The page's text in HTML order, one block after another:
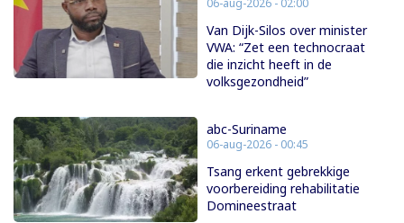
Van Dijk-Silos over minister
VWA: “Zet een technocraat
die inzicht heeft in de
volksgezondheid”
abc-Suriname
06-aug-2026 - 00:45
Tsang erkent gebrekkige
voorbereiding rehabilitatie
Domineestraat